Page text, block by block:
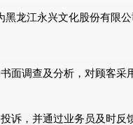
龙江永兴文化股份有限公
面调查及分析，对顾客采
诉，并通过业务员及时反